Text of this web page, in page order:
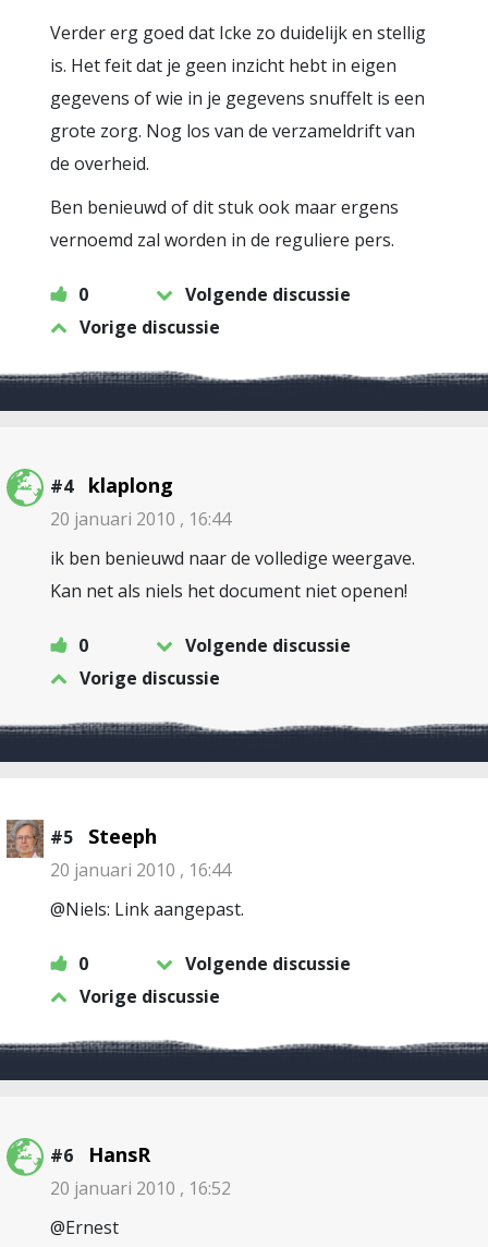
Verder erg goed dat Icke zo duidelijk en stellig
is. Het feit dat je geen inzicht hebt in eigen
gegevens of wie in je gegevens snuffelt is een
grote zorg. Nog los van de verzameldrift van
de overheid.
Ben benieuwd of dit stuk ook maar ergens
vernoemd zal worden in de reguliere pers.
0
Volgende discussie
Vorige discussie
#4 klaplong
20 januari 2010 , 16:44
ik ben benieuwd naar de volledige weergave.
Kan net als niels het document niet openen!
0
Volgende discussie
Vorige discussie
#5 Steeph
20 januari 2010 , 16:44
@Niels: Link aangepast.
0
Volgende discussie
Vorige discussie
#6 HansR
20 januari 2010 , 16:52
@Ernest